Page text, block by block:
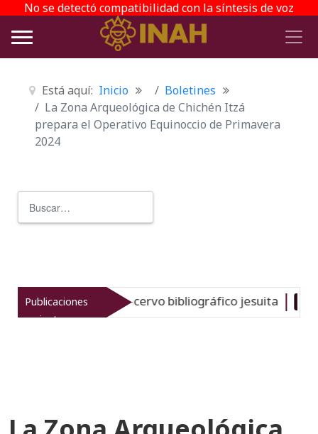
No se detectó compatibilidad con la síntesis de voz
Está aquí: Inicio
Boletines
La Zona Arqueológica de Chichén Itzá
prepara el Operativo Equinoccio de Primavera
2024
Publicaciones
recientes
del gran acervo bibliográfico jesuita Nuevo